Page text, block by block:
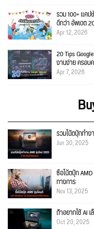
รวม 100+ แค
ดีกว่า อัพเดต
Apr 12, 2026
20 Tips
งานง่าย ครอ
Apr 7, 2026
รวมโน้ตบุ๊กทำง
Jun 30, 2025
ซื้อโน้ตบุ๊ก
ทางการ
Nov 13, 2025
ถ้าอยากใช้ AI
Oct 20, 2025